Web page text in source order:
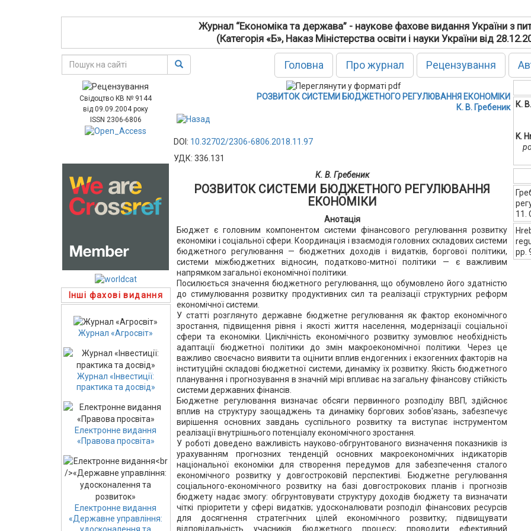
Журнал “Економіка та держава” - наукове фахове видання України з
(Категорія «Б», Наказ Міністерства освіти і науки України від
Головна Про журнал Рецензування
Свідоцтво КВ № 9144
від 09.09.2004 року
ISSN 2306-6806
Інші фахові видання
Журнал «Агросвіт»
Журнал «Інвестиції:
практика та досвід»
Електронне видання
«Правова просвіта»
Електронне видання
«Державне управління:
РОЗВИТОК СИСТЕМИ БЮДЖЕТНОГО РЕГУЛЮВАННЯ ЕКОНОМІКИ
К. В. Гребеник
DOI: 10.32702/2306-6806.2018.11.97
УДК: 336.131
К. В. Гребеник
РОЗВИТОК СИСТЕМИ БЮДЖЕТНОГО РЕГУЛЮВАННЯ
ЕКОНОМІКИ
Анотація
Бюджет є головним компонентом системи фінансового регулювання розвитку
економіки і соціальної сфери. Координація і взаємодія головних складових системи
бюджетного регулювання — бюджетних доходів і видатків, боргової політики,
системи міжбюджетних відносин, податково-митної політики — є важливим
напрямком загальної економічної політики.
Посилюється значення бюджетного регулювання, що обумовлено його здатністю
до стимулювання розвитку продуктивних сил та реалізації структурних реформ
економічної системи.
У статті розглянуто державне бюджетне регулювання як фактор економічного
зростання, підвищення рівня і якості життя населення, модернізації соціальної
сфери та економіки. Циклічність економічного розвитку зумовлює необхідність
адаптації бюджетної політики до змін макроекономічної політики. Через це
важливо своєчасно виявити та оцінити вплив ендогенних і екзогенних факторів на
інституційні складові бюджетної системи, динаміку їх розвитку. Якість бюджетного
планування і прогнозування в значній мірі впливає на загальну фінансову стійкість
системи державних фінансів.
Бюджетне регулювання визначає обсяги первинного розподілу ВВП, здійснює
вплив на структуру заощаджень та динаміку боргових зобов'язань, забезпечує
вирішення основних завдань суспільного розвитку та виступає інструментом
реалізації внутрішнього потенціалу економічного зростання.
У роботі доведено важливість науково-обгрунтованого визначення показників із
урахуванням прогнозних тенденцій основних макроекономічних індикаторів
національної економіки для створення передумов для забезпечення сталого
економічного розвитку у довгостроковій перспективі. Бюджетне регулювання
соціального-економічного розвитку на базі довгострокових планів і прогнозів
бюджету надає змогу: обгрунтовувати структуру доходів бюджету та визначати
чіткі пріоритети у сфері видатків; удосконалювати розподіл фінансових ресурсів
для досягнення стратегічних цілей економічного розвитку; підвищувати
відповідальність учасників бюджетного процесу; проводити ефективний
К.
K.
11.
pp.